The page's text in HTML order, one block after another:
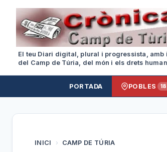
El teu Diari digital, plural i progressista,
del Camp de Túria, del món i els drets
PORTADA POBLES 18
INICI › CAMP DE TÚRIA